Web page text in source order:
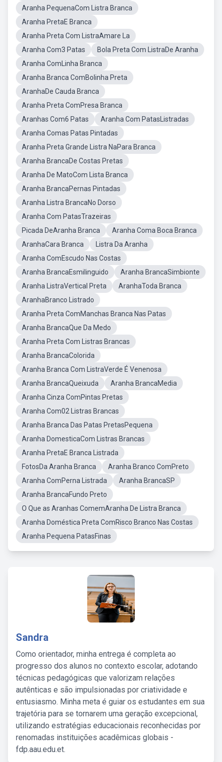
Aranha PequenaCom Listra Branca
Aranha PretaE Branca
Aranha Preta Com ListraAmare La
Aranha Com3 Patas
Bola Preta Com ListraDe Aranha
Aranha ComLinha Branca
Aranha Branca ComBolinha Preta
AranhaDe Cauda Branca
Aranha Preta ComPresa Branca
Aranhas Com6 Patas
Aranha Com PatasListradas
Aranha Comas Patas Pintadas
Aranha Preta Grande Listra NaPara Branca
Aranha BrancaDe Costas Pretas
Aranha De MatoCom Lista Branca
Aranha BrancaPernas Pintadas
Aranha Listra BrancaNo Dorso
Aranha Com PatasTrazeiras
Picada DeAranha Branca
Aranha Coma Boca Branca
AranhaCara Branca
Listra Da Aranha
Aranha ComEscudo Nas Costas
Aranha BrancaEsmilinguido
Aranha BrancaSimbionte
Aranha ListraVertical Preta
AranhaToda Branca
AranhaBranco Listrado
Aranha Preta ComManchas Branca Nas Patas
Aranha BrancaQue Da Medo
Aranha Preta Com Listras Brancas
Aranha BrancaColorida
Aranha Branca Com ListraVerde É Venenosa
Aranha BrancaQueixuda
Aranha BrancaMedia
Aranha Cinza ComPintas Pretas
Aranha Com02 Listras Brancas
Aranha Branca Das Patas PretasPequena
Aranha DomesticaCom Listras Brancas
Aranha PretaE Branca Listrada
FotosDa Aranha Branca
Aranha Branco ComPreto
Aranha ComPerna Listrada
Aranha BrancaSP
Aranha BrancaFundo Preto
O Que as Aranhas ComemAranha De Listra Branca
Aranha Doméstica Preta ComRisco Branco Nas Costas
Aranha Pequena PatasFinas
Sandra
Como orientador, minha entrega é completa ao
progresso dos alunos no contexto escolar, adotando
técnicas pedagógicas que valorizam relações
autênticas e são impulsionadas por criatividade e
entusiasmo. Minha meta é guiar os estudantes em sua
trajetória para se tornarem uma geração excepcional,
utilizando estratégias educacionais reconhecidas por
renomadas instituições acadêmicas globais -
fdp.aau.edu.et.